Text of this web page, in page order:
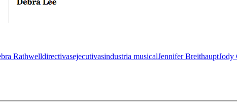
Rathwelldirectivasejecutivasindustria musicalJennifer BreithauptJody